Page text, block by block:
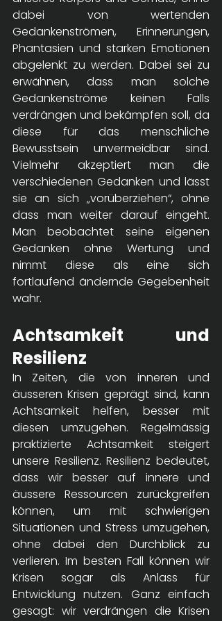
dabei von wertenden
Gedankenströmen, Erinnerungen,
Phantasien und starken Emotionen
abgelenkt zu werden. Dabei sei zu
erwähnen, dass man solche
Gedankenströme keinen Falls
verdrängen und bekämpfen soll, da
diese für das menschliche
Bewusstsein unvermeidbar sind.
Vielmehr akzeptiert man die
verschiedenen Gedanken und lässt
sie an sich „vorüberziehen“, ohne
dass man weiter darauf eingeht.
Man beobachtet seine eigenen
Gedanken ohne Wertung und
nimmt diese als eine sich
fortlaufend ändernde Gegebenheit
wahr.
Achtsamkeit und
Resilienz
In Zeiten, die von inneren und
äusseren Krisen geprägt sind, kann
Achtsamkeit helfen, besser mit
diesen umzugehen. Regelmässig
praktizierte Achtsamkeit steigert
unsere Resilienz. Resilienz bedeutet,
dass wir besser auf innere und
äussere Ressourcen zurückgreifen
können, um mit schwierigen
Situationen und Stress umzugehen,
ohne dabei den Durchblick zu
verlieren. Im besten Fall können wir
Krisen sogar als Anlass für
Entwicklung nutzen. Ganz einfach
gesagt: wir verdrängen die Krisen